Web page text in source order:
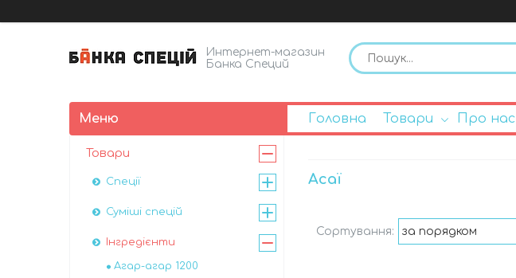
Интернет-магазин
Банка Специй
Головна Товари Про нас
Асаї
Товари
Спеції
Суміші спецій
Інгредієнти
Агар-агар 1200